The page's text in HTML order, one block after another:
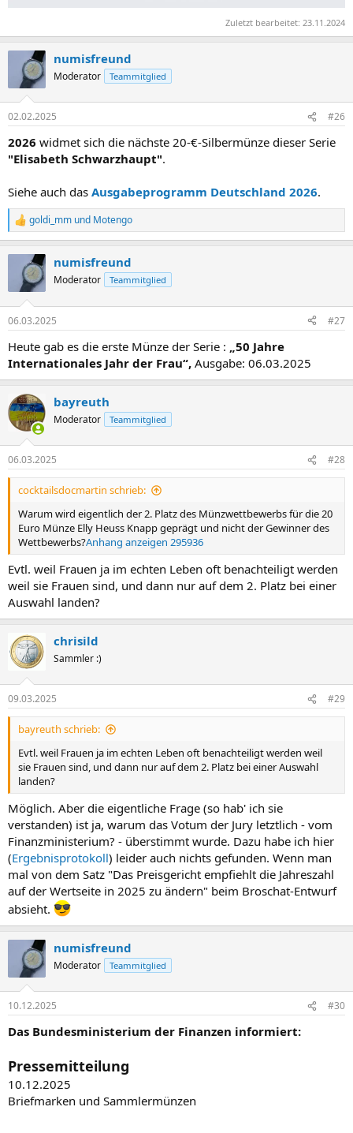
Zuletzt bearbeitet: 23.11.2024
numisfreund
Moderator Teammitglied
02.02.2025 #26
2026 widmet sich die nächste 20-€-Silbermünze dieser Serie
"Elisabeth Schwarzhaupt".
Siehe auch das Ausgabeprogramm Deutschland 2026.
R
e
e
:
goldi_mm und Motengo
numisfreund
Moderator Teammitglied
06.03.2025 #27
Heute gab es die erste Münze der Serie :
„50 Jahre
Internationales Jahr der Frau“, Ausgabe: 06.03.2025
bayreuth
Moderator Teammitglied
06.03.2025 #28
cocktailsdocmartin schrieb:
Warum wird eigentlich der 2. Platz des Münzwettbewerbs für die 20
Euro Münze Elly Heuss Knapp geprägt und nicht der Gewinner des
Wettbewerbs?Anhang anzeigen 295936
Evtl. weil Frauen ja im echten Leben oft benachteiligt werden
weil sie Frauen sind, und dann nur auf dem 2. Platz bei einer
Auswahl landen?
chrisild
Sammler :)
09.03.2025 #29
bayreuth schrieb:
Evtl. weil Frauen ja im echten Leben oft benachteiligt werden weil
sie Frauen sind, und dann nur auf dem 2. Platz bei einer Auswahl
landen?
Möglich. Aber die eigentliche Frage (so hab' ich sie
verstanden) ist ja, warum das Votum der Jury letztlich - vom
Finanzministerium? - überstimmt wurde. Dazu habe ich hier
(Ergebnisprotokoll) leider auch nichts gefunden. Wenn man
mal von dem Satz "Das Preisgericht empfiehlt die Jahreszahl
auf der Wertseite in 2025 zu ändern" beim Broschat-Entwurf
absieht.
numisfreund
Moderator Teammitglied
10.12.2025 #30
Das Bundesministerium der Finanzen informiert:
Pressemitteilung
10.12.2025
Briefmarken und Sammlermünzen